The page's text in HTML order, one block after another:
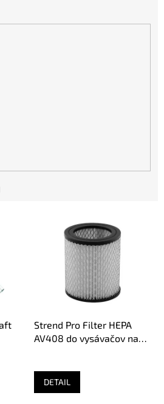
Strend Pro Filter HEPA
AV408 do vysávačov na
DETAIL